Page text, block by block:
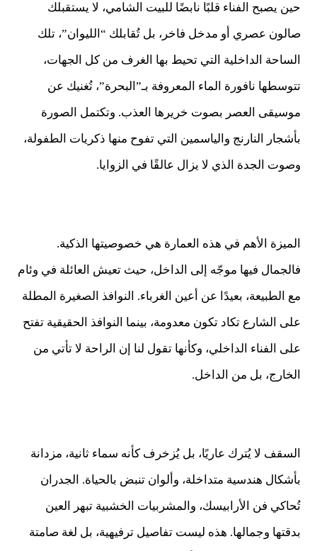
حين يصبح الفناء قلبًا نابضًا للبيت الشامي، لا يستقبلك
صالون عصري أو مدخل فاخر، بل تُقابلك “الليوان”، تلك
الساحة الداخلية التي تحيط بها الغرف من كل الجهات،
تتوسطها نافورة الماء المعروفة بـ”البحرة”، تُغنيك عن
موسيقى العصر بصوت خريرها العذب. وتكتمل الصورة
بأشجار النارنج والياسمين التي تفوح منها ذكريات الطفولة،
وصوت الجدة الذي لا يزال عالقًا في الزوايا.
الميزة الأهم في هذه العمارة هي خصوصيتها الذكية.
فالجمال فيها موجّه إلى الداخل، حيث تعيش العائلة في وئام
مع الطبيعة، بعيدًا عن أعين الغرباء. النوافذ الصغيرة المطلة
على الشارع تكاد تكون معدومة، بينما النوافذ الحقيقية تفتح
على الفناء الداخلي، وكأنها تقول لنا إن الراحة لا تأتي من
الخارج، بل من الداخل.
السقف لا يُترك عاريًا، بل يُزخرف كأنه سماء ثانية، مزدانة
بأشكال هندسية متداخلة، وألوان تنبض بالحياة. الجدران
تُحاكي فن الأرابيسك، والمشربيات الخشبية تبهر العين
بدقتها وجمالها. هذه ليست تفاصيل ترفيهية، بل لغة صامتة